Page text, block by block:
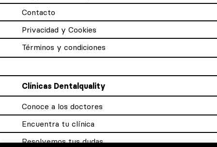
Contacto
Privacidad y Cookies
Términos y condiciones
Clínicas Dentalquality
Conoce a los doctores
Encuentra tu clínica
Resolvemos tus dudas